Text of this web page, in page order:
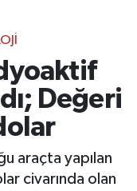
Değeri
araçta yapılan
civarında olan